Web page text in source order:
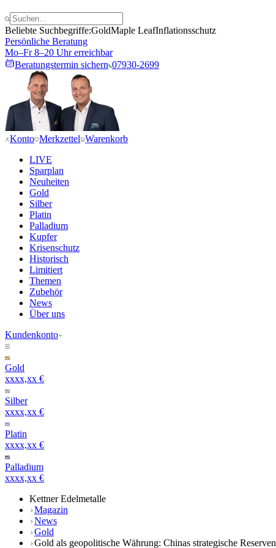
Beliebte Suchbegriffe:GoldMaple LeafInflationsschutz
Persönliche Beratung
Mo–Fr 8–20 Uhr erreichbar
Beratungstermin sichern 07930-2699
Konto Merkzettel Warenkorb
LIVE
Sparplan
Neuheiten
Gold
Silber
Platin
Palladium
Kupfer
Krisenschutz
Historisch
Limitiert
Themen
Zubehör
News
Über uns
Kundenkonto
Gold
xxxx,xx €
Silber
xxxx,xx €
Platin
xxxx,xx €
Palladium
xxxx,xx €
Kettner Edelmetalle
Magazin
News
Gold
Gold als geopolitische Währung: Chinas strategische Reserven